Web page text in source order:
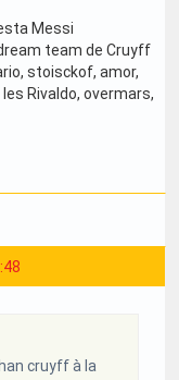
Messi
team de Cruyff
stoisckof, amor,
Rivaldo, overmars,
cruyff à la